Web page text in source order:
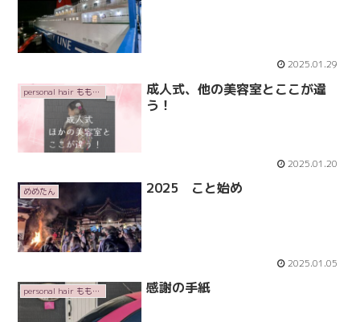
2025.01.29
personal hair ももいろかぶとむし
成人式、他の美容室とここが違
う！
2025.01.20
めめたん 2025 こと始め
2025.01.05
personal hair ももいろかぶとむし 感謝の手紙